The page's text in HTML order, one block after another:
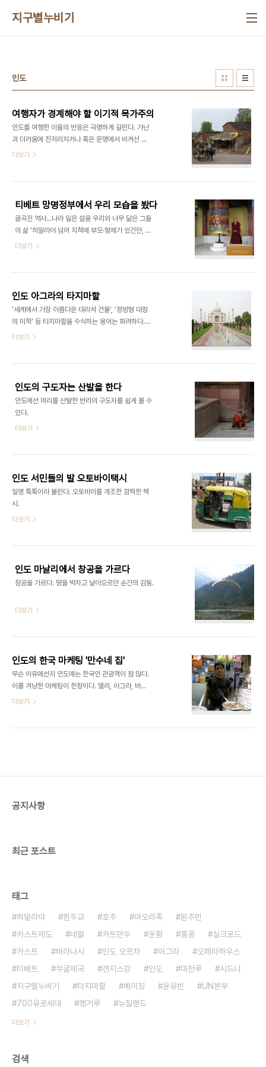
지구별누비기
인도
여행자가 경계해야 할 이기적 목가주의
인도를 여행한 이들의 반응은 극명하게 갈린다. 가난
과 더러움에 진저리치거나 혹은 문명에서 비켜선 낯
선 풍경을 동경하거나. 전자는 물질에 우선 가치를 둔
측면에서 사고의 전환이 있어야 한다. 다행히 천박한
'배금주의' 시각에 따른 선입관은 많이 줄어드는 양상
이다. 가파른 세계화와 미디어의 발달로 다른 문화를
접할 기회가 늘고, 이는 곧 '타자'에 대한 이해로 이어
진다. 내가 본 대부분 여행자 역시 세계 최빈국인 인
문제는 이기적 '목가주의'에 있다. 의외로 많은 여행
더보기
티베트 망명정부에서 우리 모습을 봤다
굴곡진 역사…나라 잃은 설움 우리와 너무 닮은 그들
의 삶 '히말라야 넘어 지척에 부모·형제가 있건만, 만
날 수 없다. 시리도록 눈부신 설산은 그래서 시리도록
가슴을 부여잡고, 한 손에 염주를 든 이들이 사원으로
몰려든다. 사지와 머리를 땅에 찧으며 기도하는 '오체
투지'가 밤낮없이 이어진다. 가족의 안위와 함께 문화
학살을 일삼는 저들을 용서해달라 비는 모습이 이방
인을 숙연케 한다. 슬픈 실향민, 그들의 이름은 티베
람살라(현지에서는 이 지역을 '맥그로드 간즈'라 부
더보기
인도 아그라의 타지마할
'세계에서 가장 아름다운 대리석 건물', '정방형 대칭
의 미학' 등 타지마할을 수식하는 용어는 화려하다.
하지만, 정작 타지마할이 세인의 발길을 잡아끄는 것
애달프다.
더보기
인도의 구도자는 산발을 한다
인도에선 머리를 산발한 반라의 구도자를 쉽게 볼 수
있다.
더보기
인도 서민들의 발 오토바이택시
일명 툭툭이라 불린다. 오토바이를 개조한 깜찍한 택
시.
더보기
인도 마날리에서 창공을 가르다
창공을 가르다. 땅을 박차고 날아오르던 순간의 감동.
더보기
인도의 한국 마케팅 '만수네 집'
무슨 이유에선지 인도에는 한국인 관광객이 참 많다.
이를 겨냥한 마케팅이 한창이다. 델리, 아그라, 바라
나시, 카주라호 등 주요 관광지에는 만수, 철수라는
더보기
공지사항
최근 포스트
태그
히말라야 힌두교 호주 마오리족
원주민
카스트제도
네팔 카트만두 둔황 홍콩
실크로드
카스트
바라나시 인도 오르차 아그라
오페라하우스
티베트
무굴제국 갠지스강 인도 마천루
시드니
지구별누비기
타지마할 베이징 윤유빈
UN본부
700유로세대
캥거루 뉴질랜드
더보기
검색